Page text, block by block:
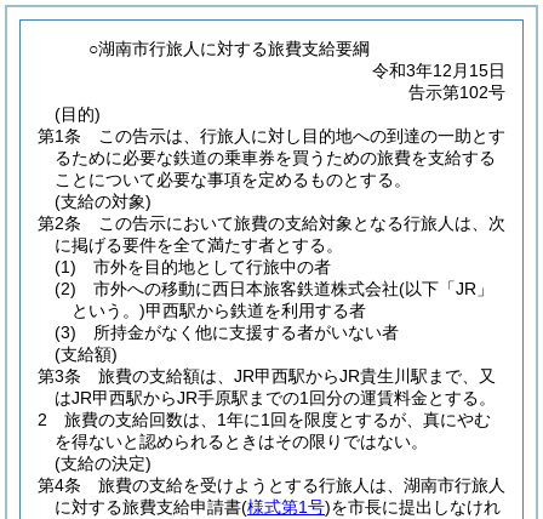
○湖南市行旅人に対する旅費支給要綱
令和3年12月15日
告示第102号
(目的)
第1条
この告示は、行旅人に対し目的地への到達の一助とす
るために必要な鉄道の乗車券を買うための旅費を支給する
ことについて必要な事項を定めるものとする。
(支給の対象)
第2条
この告示において旅費の支給対象となる行旅人は、次
に掲げる要件を全て満たす者とする。
(1)
市外を目的地として行旅中の者
(2)
市外への移動に西日本旅客鉄道株式会社(以下「JR」
という。)甲西駅から鉄道を利用する者
(3)
所持金がなく他に支援する者がいない者
(支給額)
第3条
旅費の支給額は、JR甲西駅からJR貴生川駅まで、又
はJR甲西駅からJR手原駅までの1回分の運賃料金とする。
2
旅費の支給回数は、1年に1回を限度とするが、真にやむ
を得ないと認められるときはその限りではない。
(支給の決定)
第4条
旅費の支給を受けようとする行旅人は、湖南市行旅人
に対する旅費支給申請書(様式第1号)を市長に提出しなけれ